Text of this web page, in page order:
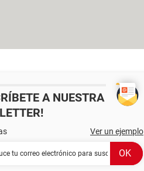
A NUESTRA
Ver un ejemplo